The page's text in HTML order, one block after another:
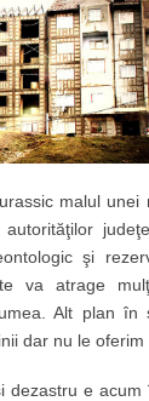
malul unei
autorităţilor
şi
va atrage
Alt plan în
dar nu le oferim
dezastru e acum